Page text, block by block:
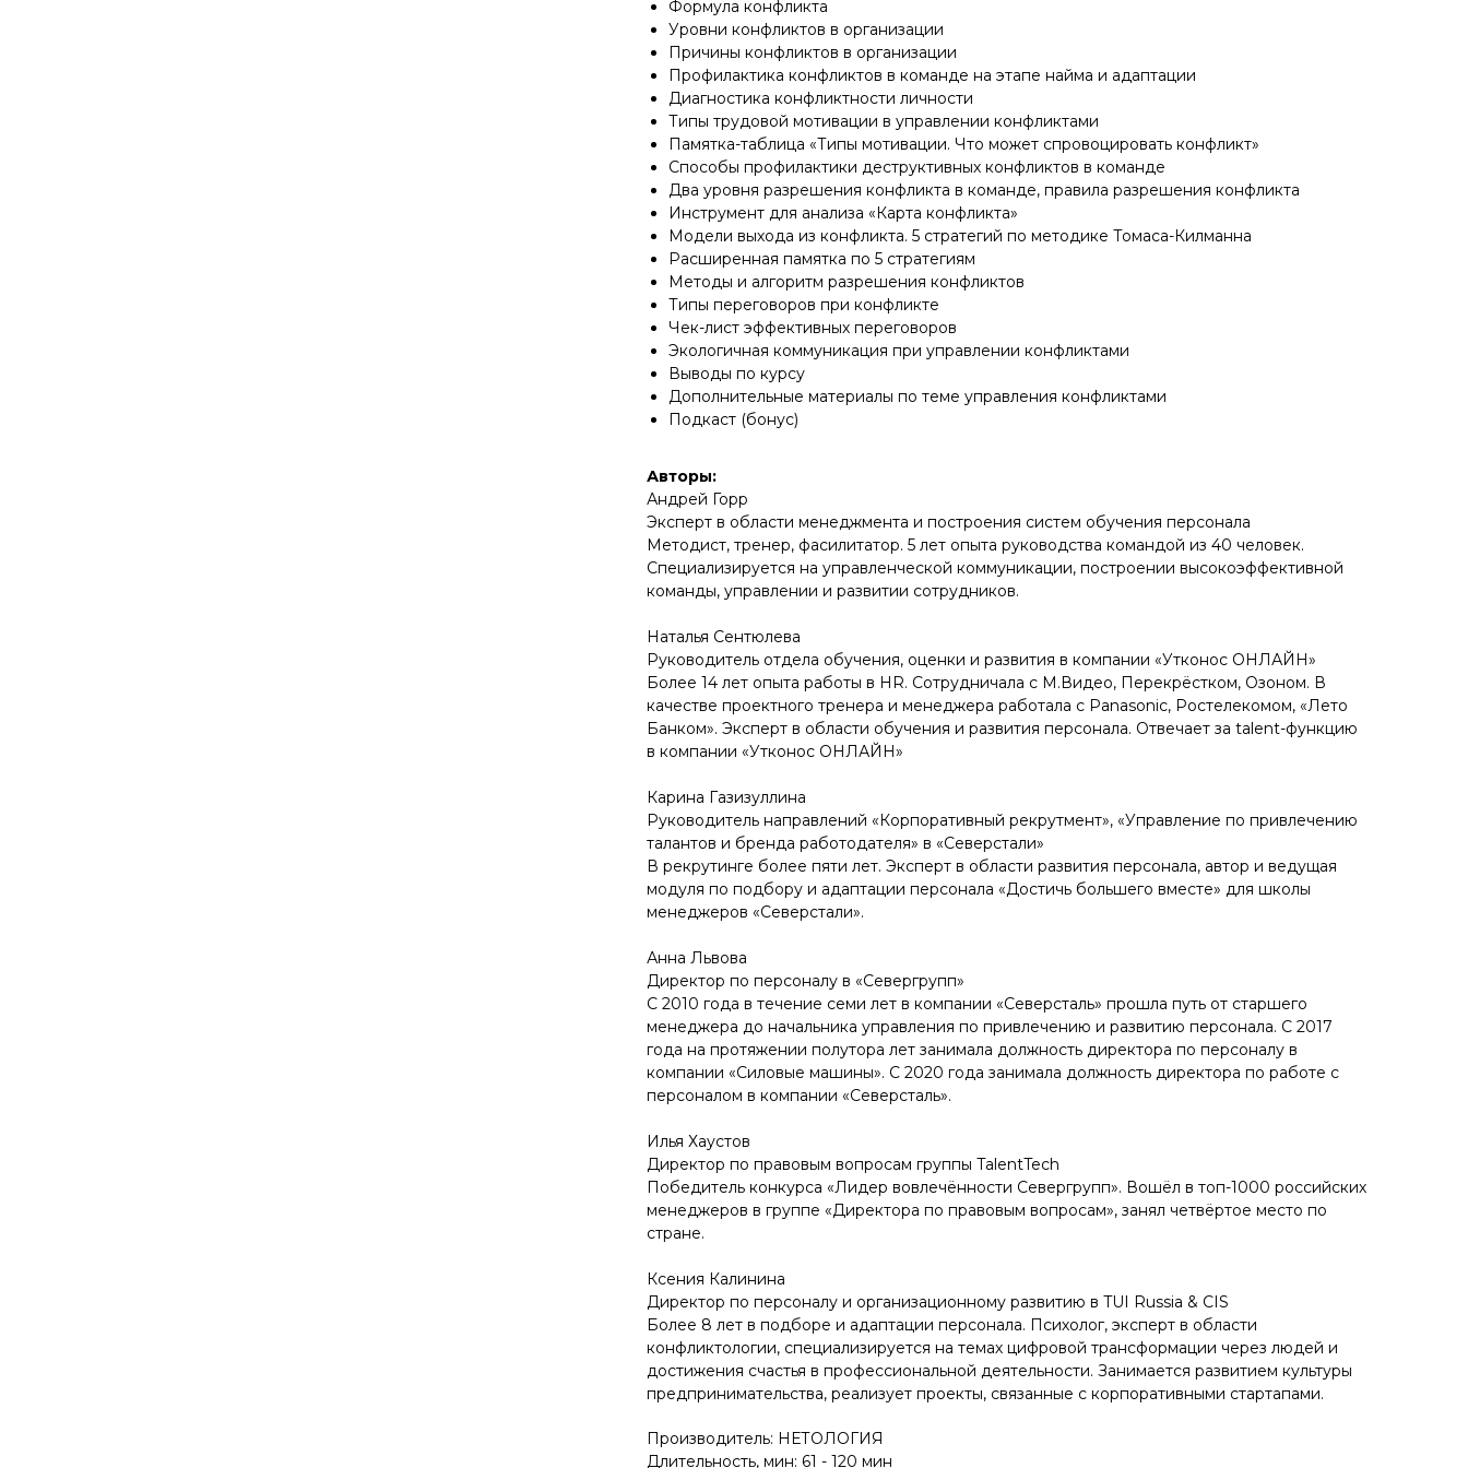
Формула конфликта
Уровни конфликтов в организации
Причины конфликтов в организации
Профилактика конфликтов в команде на этапе найма и адаптации
Диагностика конфликтности личности
Типы трудовой мотивации в управлении конфликтами
Памятка-таблица «Типы мотивации. Что может спровоцировать конфликт»
Способы профилактики деструктивных конфликтов в команде
Два уровня разрешения конфликта в команде, правила разрешения конфликта
Инструмент для анализа «Карта конфликта»
Модели выхода из конфликта. 5 стратегий по методике Томаса-Килманна
Расширенная памятка по 5 стратегиям
Методы и алгоритм разрешения конфликтов
Типы переговоров при конфликте
Чек-лист эффективных переговоров
Экологичная коммуникация при управлении конфликтами
Выводы по курсу
Дополнительные материалы по теме управления конфликтами
Подкаст (бонус)
Авторы:
Андрей Горр
Эксперт в области менеджмента и построения систем обучения персонала
Методист, тренер, фасилитатор. 5 лет опыта руководства командой из 40 человек.
Специализируется на управленческой коммуникации, построении высокоэффективной
команды, управлении и развитии сотрудников.
Наталья Сентюлева
Руководитель отдела обучения, оценки и развития в компании «Утконос ОНЛАЙН»
Более 14 лет опыта работы в HR. Сотрудничала с М.Видео, Перекрёстком, Озоном. В
качестве проектного тренера и менеджера работала с Panasonic, Ростелекомом, «Лето
Банком». Эксперт в области обучения и развития персонала. Отвечает за talent-функцию
в компании «Утконос ОНЛАЙН»
Карина Газизуллина
Руководитель направлений «Корпоративный рекрутмент», «Управление по привлечению
талантов и бренда работодателя» в «Северстали»
В рекрутинге более пяти лет. Эксперт в области развития персонала, автор и ведущая
модуля по подбору и адаптации персонала «Достичь большего вместе» для школы
менеджеров «Северстали».
Анна Львова
Директор по персоналу в «Севергрупп»
С 2010 года в течение семи лет в компании «Северсталь» прошла путь от старшего
менеджера до начальника управления по привлечению и развитию персонала. С 2017
года на протяжении полутора лет занимала должность директора по персоналу в
компании «Силовые машины». С 2020 года занимала должность директора по работе с
персоналом в компании «Северсталь».
Илья Хаустов
Директор по правовым вопросам группы TalentTech
Победитель конкурса «Лидер вовлечённости Севергрупп». Вошёл в топ-1000 российских
менеджеров в группе «Директора по правовым вопросам», занял четвёртое место по
стране.
Ксения Калинина
Директор по персоналу и организационному развитию в TUI Russia & CIS
Более 8 лет в подборе и адаптации персонала. Психолог, эксперт в области
конфликтологии, специализируется на темах цифровой трансформации через людей и
достижения счастья в профессиональной деятельности. Занимается развитием культуры
предпринимательства, реализует проекты, связанные с корпоративными стартапами.
Производитель: НЕТОЛОГИЯ
Длительность, мин: 61 - 120 мин